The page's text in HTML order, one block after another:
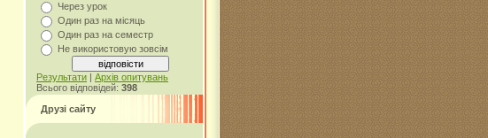
Через урок
Один раз на місяць
Один раз на семестр
Не використовую зовсім
Результати | Архів опитувань
Всього відповідей: 398
Друзі сайту